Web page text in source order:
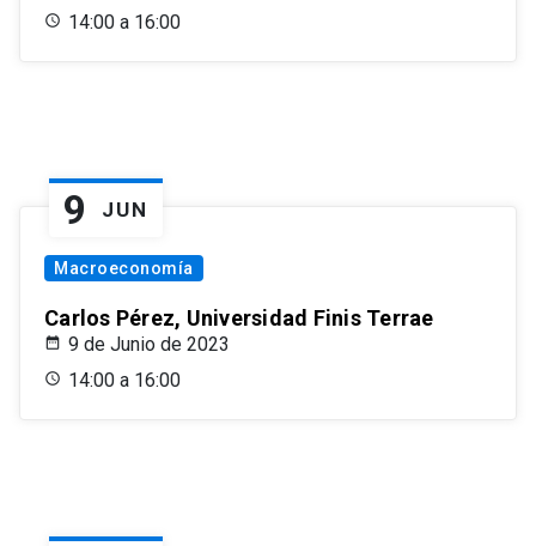
14:00 a 16:00
9 JUN
Macroeconomía
Carlos Pérez, Universidad Finis Terrae
9 de Junio de 2023
14:00 a 16:00